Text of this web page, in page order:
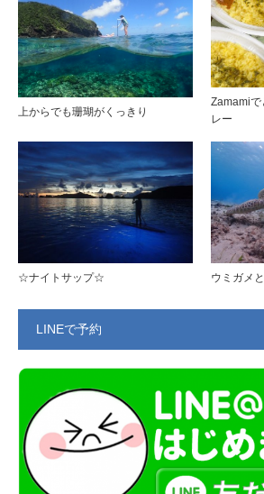
上からでも珊瑚がくっきり
Zamamiで
レー
☆ナイトサップ☆ ウミガメ
LINEで予約